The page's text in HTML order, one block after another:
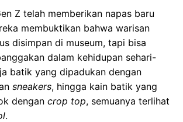
Z telah memberikan napas baru
membuktikan bahwa warisan
disimpan di museum, tapi bisa
dalam kehidupan sehari-
batik yang dipadukan dengan
sneakers, hingga kain batik yang
dengan crop top, semuanya terlihat
.